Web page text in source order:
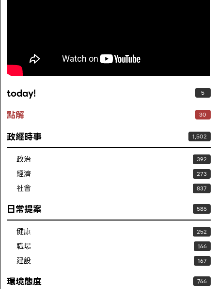
today! 5
點解 30
政經時事 1,502
政治 392
經濟 273
社會 837
日常提案 585
健康 252
職場 166
建設 167
環境態度 766